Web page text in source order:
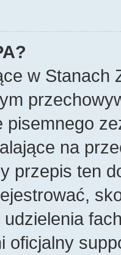
w Stanach
pisemnego
na
przepis ten
oficjalny